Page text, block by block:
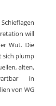
will
Wut. Die
sich plump
alten,
in
von WG